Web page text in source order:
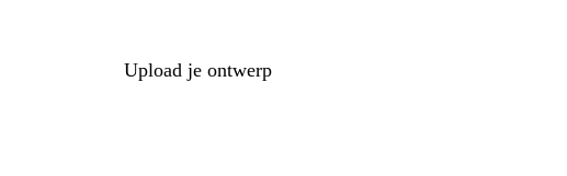
Upload je ontwerp